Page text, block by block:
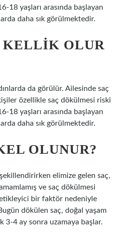
18 yaşları arasında başlayan
daha sık görülmektedir.
KELLIK OLUR
da görülür. Ailesinde saç
özellikle saç dökülmesi riski
18 yaşları arasında başlayan
daha sık görülmektedir.
OLUNUR?
elimize gelen saç,
ve saç dökülmesi
bir faktör nedeniyle
dökülen saç, doğal yaşam
3-4 ay sonra uzamaya başlar.